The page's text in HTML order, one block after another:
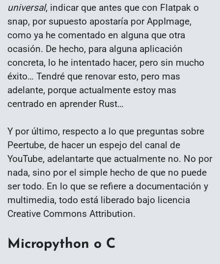
universal, indicar que antes que con Flatpak o
snap, por supuesto apostaría por AppImage,
como ya he comentado en alguna que otra
ocasión. De hecho, para alguna aplicación
concreta, lo he intentado hacer, pero sin mucho
éxito… Tendré que renovar esto, pero mas
adelante, porque actualmente estoy mas
centrado en aprender Rust…
Y por último, respecto a lo que preguntas sobre
Peertube, de hacer un espejo del canal de
YouTube, adelantarte que actualmente no. No por
nada, sino por el simple hecho de que no puede
ser todo. En lo que se refiere a documentación y
multimedia, todo está liberado bajo licencia
Creative Commons Attribution.
Micropython o C